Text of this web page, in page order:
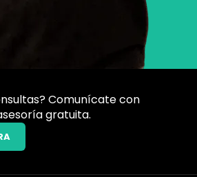
Comunícate con
gratuita.